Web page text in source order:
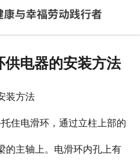
网站首页
电器的安装方法
装方法
住电滑环，通过立柱上部的
的主轴上。电滑环内孔上有